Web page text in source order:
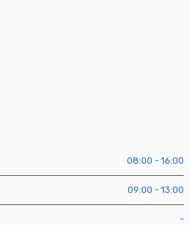
08:00 - 16:00
09:00 - 13:00
-